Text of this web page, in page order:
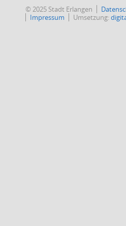
© 2025 Stadt Erlangen
Impressum
Umsetzung: